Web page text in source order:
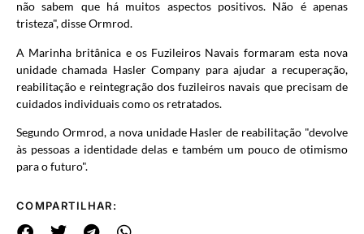
não sabem que há muitos aspectos positivos. Não é apenas
tristeza", disse Ormrod.
A Marinha britânica e os Fuzileiros Navais formaram esta nova
unidade chamada Hasler Company para ajudar a recuperação,
reabilitação e reintegração dos fuzileiros navais que precisam de
cuidados individuais como os retratados.
Segundo Ormrod, a nova unidade Hasler de reabilitação "devolve
às pessoas a identidade delas e também um pouco de otimismo
para o futuro".
COMPARTILHAR: